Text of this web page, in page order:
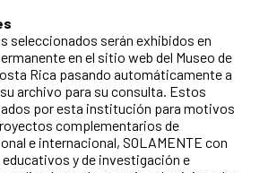
seleccionados serán exhibidos en
en el sitio web del Museo de
Rica pasando automáticamente a
archivo para su consulta. Estos
por esta institución para motivos
complementarios de
e internacional, SOLAMENTE con
y de investigación e